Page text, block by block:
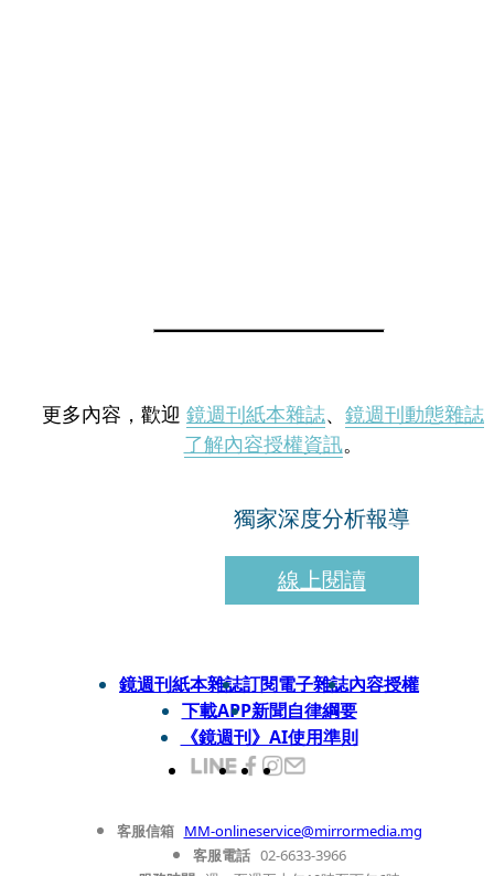
更多內容，歡迎 鏡週刊紙本雜誌、 鏡週刊動態雜誌
了解內容授權資訊。
獨家深度分析報導
線上閱讀
鏡週刊紙本雜誌訂閱電子雜誌內容授權
下載APP新聞自律綱要
《鏡週刊》AI使用準則
客服信箱 MM-onlineservice@mirrormedia.mg
客服電話 02-6633-3966